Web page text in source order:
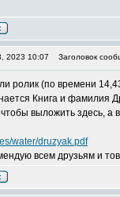
2023 10:07 Заголовок
ролик (по времени
Книга и фамилия
выложить здесь, а
water/druzyak.pdf
всем друзьям и